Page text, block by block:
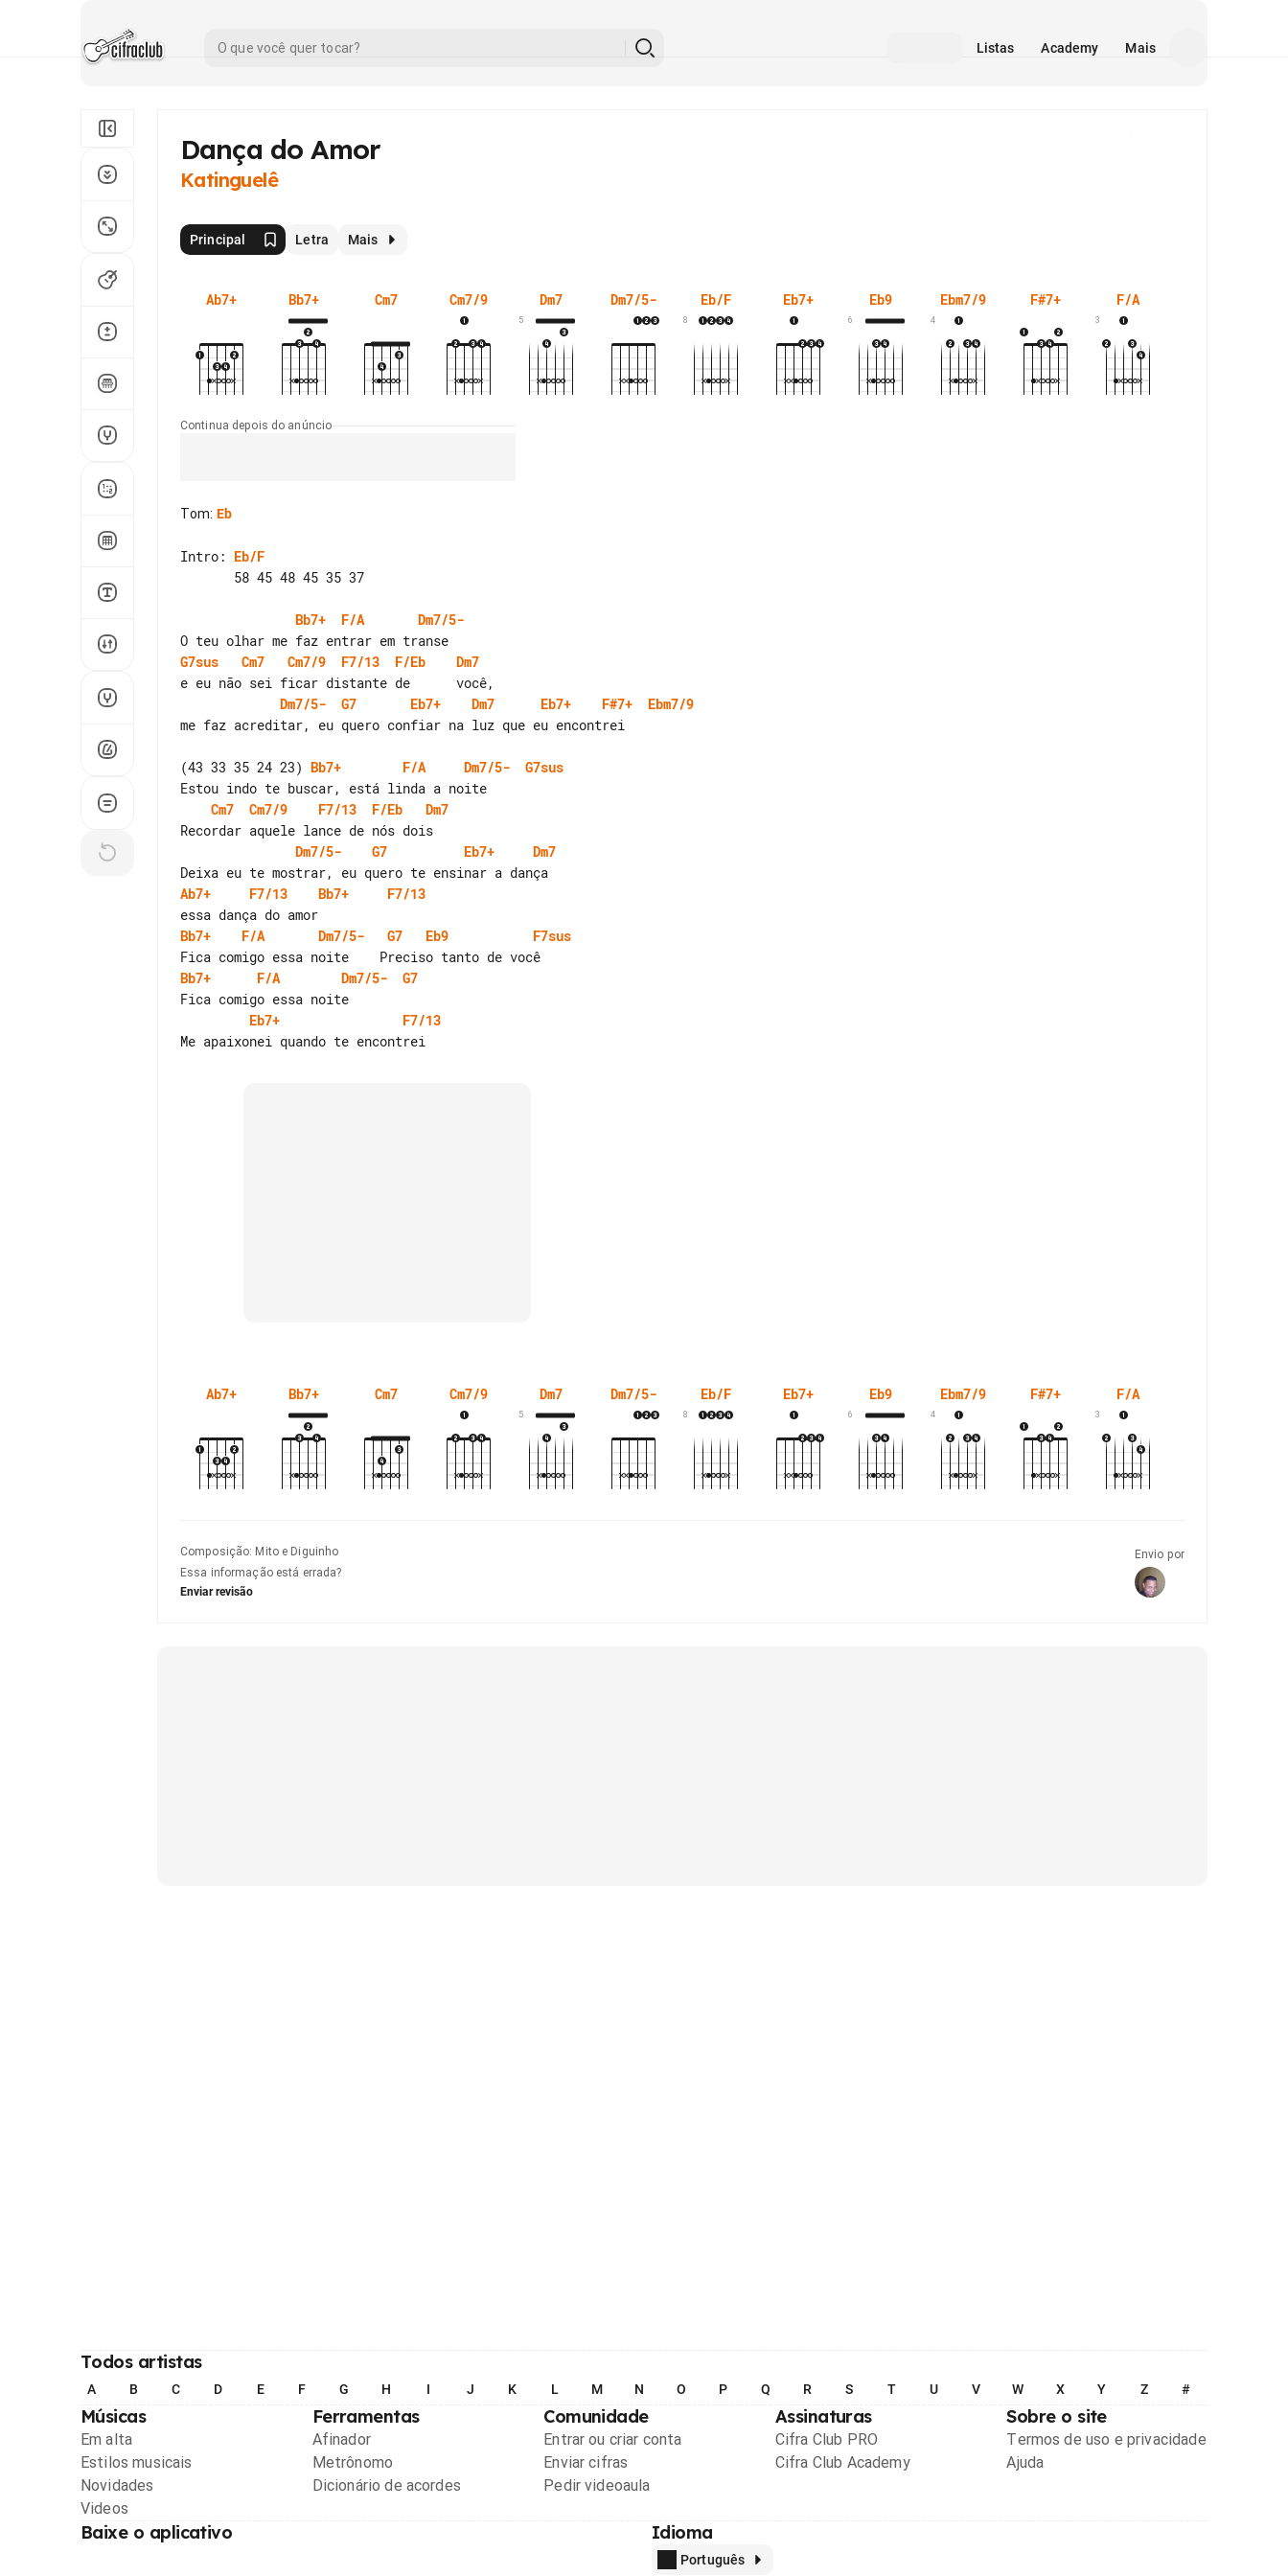
Listas Academy Mais
Dança do Amor
Katinguelê
Principal Letra Mais
Ab7+ Bb7+ Cm7 Cm7/9 Dm7
5
Dm7/5- Eb/F
8
Eb7+ Eb9
6
Ebm7/9
4
F#7+ F/A
3
Continua depois do anúncio
Tom: Eb
Intro: Eb/F
Bb7+ F/A
Dm7/5-
G7sus
Cm7 Cm7/9 F7/13 F/Eb
Dm7
Dm7/5-
G7 Eb7+ Dm7 Eb7+ F#7+
Ebm7/9
me faz acreditar, eu quero confiar na luz que eu encontrei
(43 33 35 24 23) Bb7+ F/A Dm7/5-
G7sus
Cm7
Cm7/9 F7/13 F/Eb
Dm7
Dm7/5-
G7 Eb7+
Dm7
Ab7+
F7/13 Bb7+
F7/13
Bb7+
F/A Dm7/5- G7 Eb9
F7sus
Bb7+
F/A Dm7/5-
G7
Eb7+
F7/13
Ab7+ Bb7+ Cm7 Cm7/9 Dm7
5
Dm7/5- Eb/F
8
Eb7+ Eb9
6
Ebm7/9
4
F#7+ F/A
3
Composição: Mito e Diguinho
Essa informação está errada?
Enviar revisão
Envio por
Todos artistas
A B C D E F G H I J K L M N O P Q R S T U V W X Y Z #
Músicas
Em alta
Estilos musicais
Novidades
Videos
Ferramentas
Afinador
Metrônomo
Dicionário de acordes
Comunidade
Entrar ou criar conta
Enviar cifras
Pedir videoaula
Assinaturas
Cifra Club PRO
Cifra Club Academy
Sobre o site
Termos de uso e privacidade
Ajuda
Baixe o aplicativo Idioma
Português